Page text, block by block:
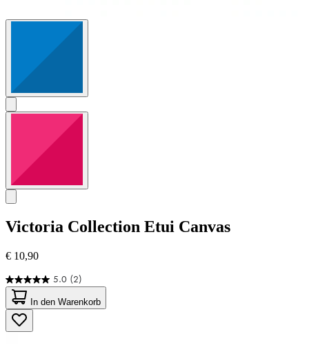
Victoria Collection Etui Canvas
€ 10,90
5.0 (2)
5.0
von
5
Sternen.
2
In den Warenkorb